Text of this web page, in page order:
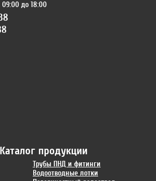
Каталог продукции
Трубы ПНД и фитинги
Водоотводные лотки
до 18:00